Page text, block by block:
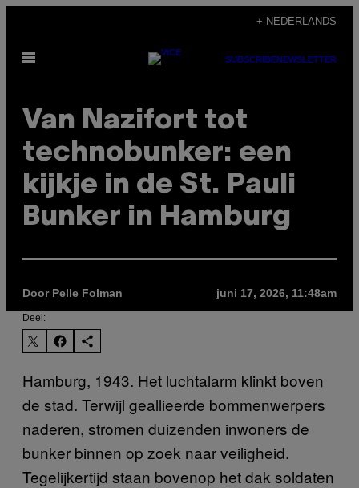
de
+ NEDERLANDS
Open
SUBSCRIBENEWSLETTER
Van Nazifort tot
technobunker: een
kijkje in de St. Pauli
Bunker in Hamburg
Door Pelle Folman juni 17, 2026, 11:48am
Deel:
Hamburg, 1943. Het luchtalarm klinkt boven
de stad. Terwijl geallieerde bommenwerpers
naderen, stromen duizenden inwoners de
bunker binnen op zoek naar veiligheid.
Tegelijkertijd staan bovenop het dak soldaten